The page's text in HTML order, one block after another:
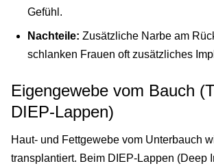
Gefühl.
Nachteile: Zusätzliche Narbe am
schlanken Frauen oft zusätzliches
Eigengewebe vom Bauch
DIEP-Lappen)
Haut- und Fettgewebe vom Unterbauch
transplantiert. Beim DIEP-Lappen (Deep